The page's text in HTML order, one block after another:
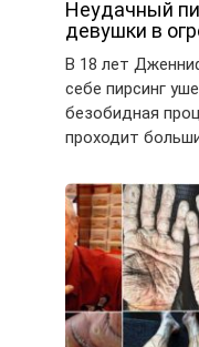
Неудачный
девушки в
В 18 лет
себе пирсинг
безобидная
проходит